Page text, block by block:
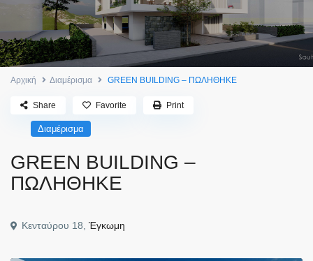
Αρχική Διαμέρισμα GREEN BUILDING – ΠΩΛΗΘΗΚΕ
Διαμέρισμα
GREEN BUILDING –
ΠΩΛΗΘΗΚΕ
Κενταύρου 18,Έγκωμη
Share Favorite Print